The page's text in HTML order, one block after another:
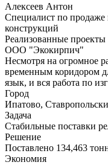
с
условиями
политики
обработки
персональных
данных
Алексеев Антон
Специалист по продаже
конструкций
Реализованные проекты
ООО "Экокирпич"
Несмотря на огромное
временным коридором
язык, и вся работа по
Город
Ипатово,
Задача
Стабильные поставки
Решение
Поставлено 134,463
Экономия